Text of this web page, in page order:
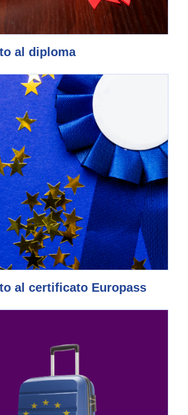
al diploma
al certificato Europass